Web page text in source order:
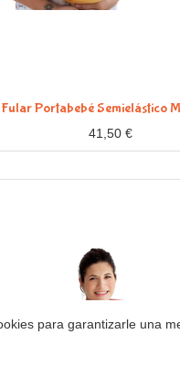
Fular Portabebé Semielástico
41,50 €
para garantizarle una